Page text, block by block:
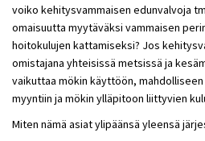
voiko kehitysvammaisen edunvalvoja
omaisuutta myytäväksi vammaisen
hoitokulujen kattamiseksi? Jos
omistajana yhteisissä metsissä ja
vaikuttaa mökin käyttöön,
myyntiin ja mökin ylläpitoon liittyvien
Miten nämä asiat ylipäänsä yleensä